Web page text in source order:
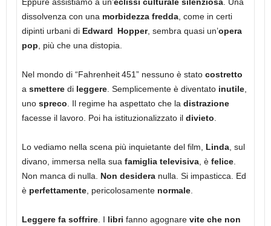
dissolvenza con una morbidezza fredda , come in certi
dipinti urbani di Edward Hopper, sembra quasi un’opera
pop , più che una distopia.
Nel mondo di “Fahrenheit 451” nessuno è stato costretto
a smettere di leggere . Semplicemente è diventato inutile
uno spreco . Il regime ha aspettato che la distrazione
facesse il lavoro. Poi ha istituzionalizzato il divieto
Lo vediamo nella scena più inquietante del film, Linda , sul
divano, immersa nella sua famiglia televisiva , è felice
Non manca di nulla. Non desidera nulla. Si impasticca. Ed
è perfettamente , pericolosamente normale
Leggere fa soffrire . I libri fanno agognare vite che non